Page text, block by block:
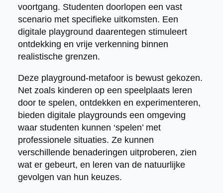
voortgang. Studenten doorlopen een vast
scenario met specifieke uitkomsten. Een
digitale playground daarentegen stimuleert
ontdekking en vrije verkenning binnen
realistische grenzen.
Deze playground-metafoor is bewust gekozen.
Net zoals kinderen op een speelplaats leren
door te spelen, ontdekken en experimenteren,
bieden digitale playgrounds een omgeving
waar studenten kunnen ‘spelen’ met
professionele situaties. Ze kunnen
verschillende benaderingen uitproberen, zien
wat er gebeurt, en leren van de natuurlijke
gevolgen van hun keuzes.